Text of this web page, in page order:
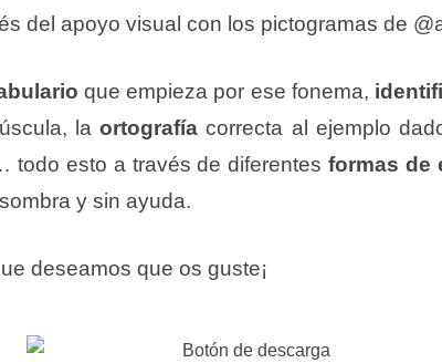
del apoyo visual con los pictogramas de
que empieza por ese fonema,
laortografía correcta al ejemplo
todo esto a través de diferentesformas de
y sin ayuda.
deseamos que os guste¡